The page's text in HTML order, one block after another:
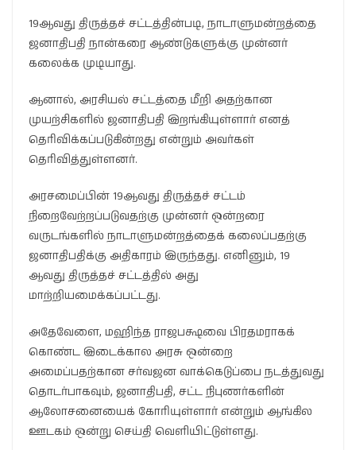
19ஆவது திருத்தச் சட்டத்தின்படி, நாடாளுமன்றத்தை
ஜனாதிபதி நான்கரை ஆண்டுகளுக்கு முன்னர்
கலைக்க முடியாது.
ஆனால், அரசியல் சட்டத்தை மீறி அதற்கான
முயற்சிகளில் ஜனாதிபதி இறங்கியுள்ளார் எனத்
தெரிவிக்கப்படுகின்றது என்றும் அவர்கள்
தெரிவித்துள்ளனர்.
அரசமைப்பின் 19ஆவது திருத்தச் சட்டம்
நிறைவேற்றப்படுவதற்கு முன்னர் ஒன்றரை
வருடங்களில் நாடாளுமன்றத்தைக் கலைப்பதற்கு
ஜனாதிபதிக்கு அதிகாரம் இருந்தது. எனினும், 19
ஆவது திருத்தச் சட்டத்தில் அது
மாற்றியமைக்கப்பட்டது.
அதேவேளை, மஹிந்த ராஜபக்ஷவை பிரதமராகக்
கொண்ட இடைக்கால அரசு ஒன்றை
அமைப்பதற்கான சர்வஜன வாக்கெடுப்பை நடத்துவது
தொடர்பாகவும், ஜனாதிபதி, சட்ட நிபுணர்களின்
ஆலோசனையைக் கோரியுள்ளார் என்றும் ஆங்கில
ஊடகம் ஒன்று செய்தி வெளியிட்டுள்ளது.